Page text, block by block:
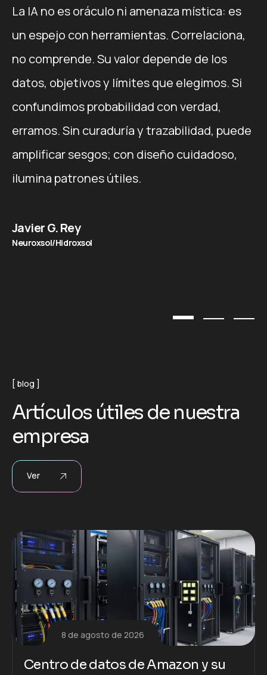
La IA no es oráculo ni amenaza mística: es
un espejo con herramientas. Correlaciona,
no comprende. Su valor depende de los
datos, objetivos y límites que elegimos. Si
confundimos probabilidad con verdad,
erramos. Sin curaduría y trazabilidad, puede
amplificar sesgos; con diseño cuidadoso,
ilumina patrones útiles.
Javier G. Rey
Neuroxsol/Hidroxsol
blog
Artículos útiles de nuestra
empresa
Ver
8 de agosto de 2026
Centro de datos de Amazon y su